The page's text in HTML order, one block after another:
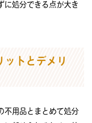
に処分できる点が大き
ットとデメリ
不用品とまとめて処分